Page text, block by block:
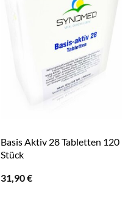
Basis Aktiv 28 Tabletten 120
Stück
31,90€